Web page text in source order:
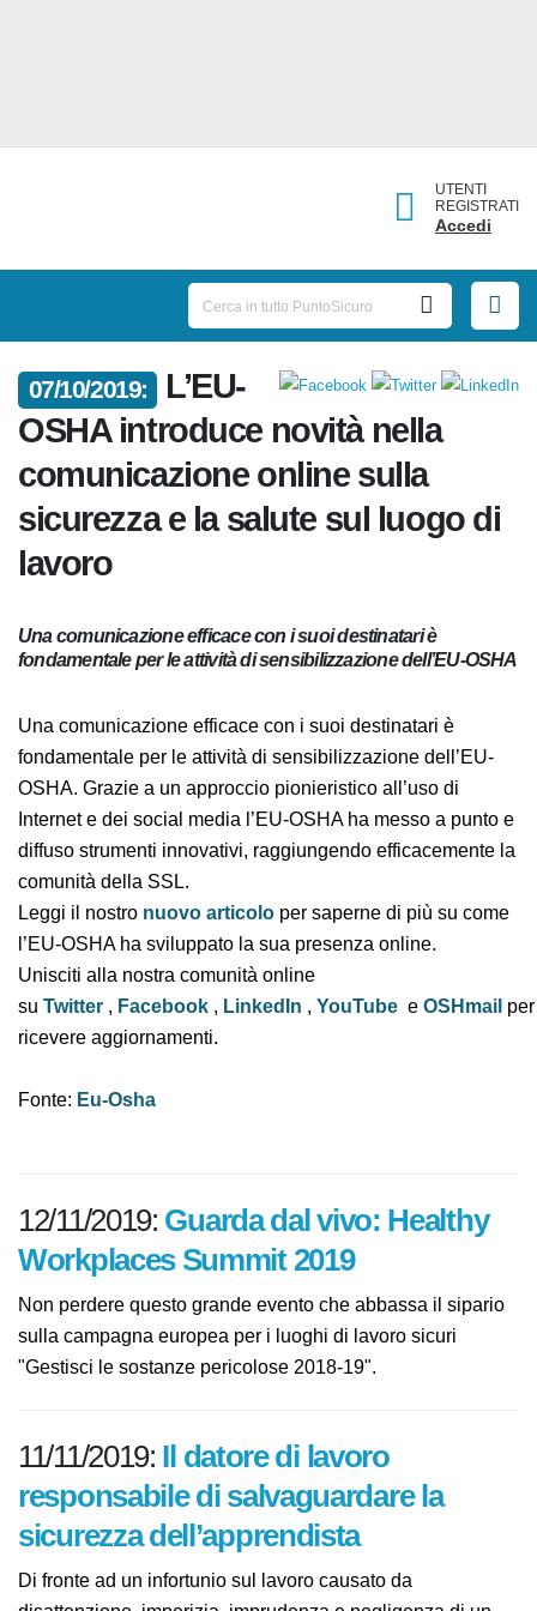
UTENTI
REGISTRATI
Accedi
07/10/2019:
L’EU-
OSHA introduce novità nella
comunicazione online sulla
sicurezza e la salute sul luogo di
lavoro
Una comunicazione efficace con i suoi destinatari è
fondamentale per le attività di sensibilizzazione dell’EU-OSHA
Una comunicazione efficace con i suoi destinatari è
fondamentale per le attività di sensibilizzazione dell’EU-
OSHA. Grazie a un approccio pionieristico all’uso di
Internet e dei social media l’EU-OSHA ha messo a punto e
diffuso strumenti innovativi, raggiungendo efficacemente la
comunità della SSL.
Leggi il nostro nuovo articolo per saperne di più su come
l’EU-OSHA ha sviluppato la sua presenza online.
Unisciti alla nostra comunità online
su Twitter , Facebook , LinkedIn , YouTube e OSHmail per
ricevere aggiornamenti.
Fonte: Eu-Osha
12/11/2019: Guarda dal vivo: Healthy
Workplaces Summit 2019
Non perdere questo grande evento che abbassa il sipario
sulla campagna europea per i luoghi di lavoro sicuri
"Gestisci le sostanze pericolose 2018-19".
11/11/2019: Il datore di lavoro
responsabile di salvaguardare la
sicurezza dell’apprendista
Di fronte ad un infortunio sul lavoro causato da